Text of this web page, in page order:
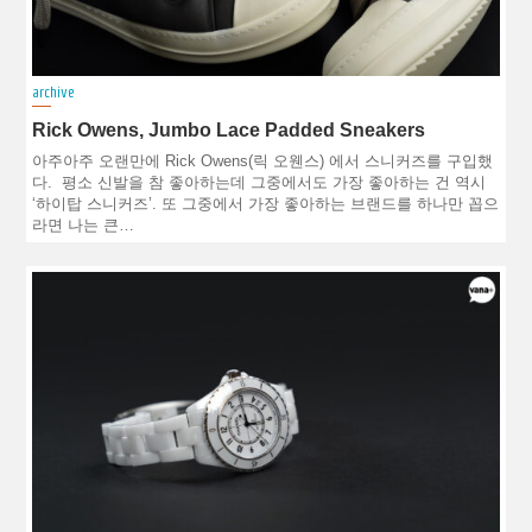
archive
Rick Owens, Jumbo Lace Padded Sneakers
아주아주 오랜만에 Rick Owens(릭 오웬스) 에서 스니커즈를 구입했
다. 평소 신발을 참 좋아하는데 그중에서도 가장 좋아하는 건 역시
‘하이탑 스니커즈’. 또 그중에서 가장 좋아하는 브랜드를 하나만 꼽으
라면 나는 큰…